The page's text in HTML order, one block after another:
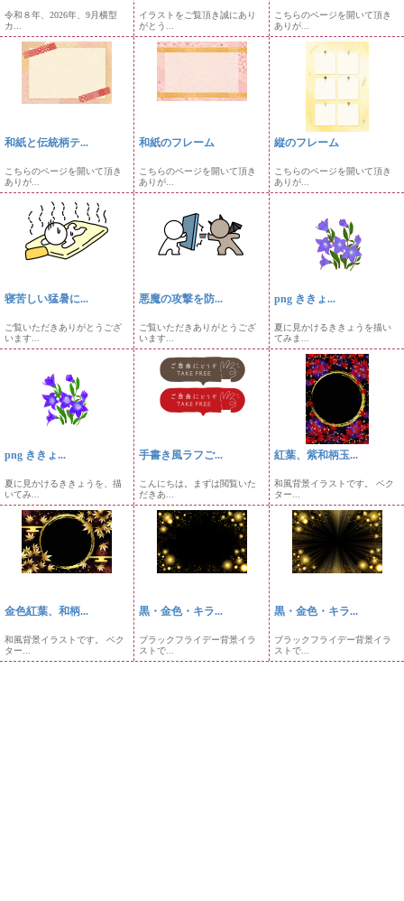
令和８年、2026年、9月横型
カ...
イラストをご覧頂き誠にあり
がとう...
こちらのページを開いて頂き
ありが...
和紙と伝統柄テ...
こちらのページを開いて頂き
ありが...
和紙のフレーム
こちらのページを開いて頂き
ありが...
縦のフレーム
こちらのページを開いて頂き
ありが...
寝苦しい猛暑に...
ご覧いただきありがとうござ
います...
悪魔の攻撃を防...
ご覧いただきありがとうござ
います...
png ききょ...
夏に見かけるききょうを描い
てみま...
png ききょ...
夏に見かけるききょうを、描
いてみ...
手書き風ラフご...
こんにちは。まずは閲覧いた
だきあ...
紅葉、紫和柄玉...
和風背景イラストです。 ベク
ター...
金色紅葉、和柄...
和風背景イラストです。 ベク
ター...
黒・金色・キラ...
ブラックフライデー背景イラ
ストで...
黒・金色・キラ...
ブラックフライデー背景イラ
ストで...